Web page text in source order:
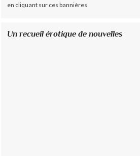
en cliquant sur ces bannières
Un recueil érotique de nouvelles